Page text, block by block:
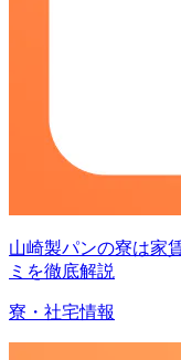
山崎製パンの寮は家
ミを徹底解説
寮・社宅情報